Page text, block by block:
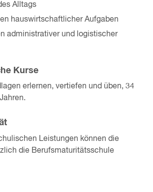
Alltags
hauswirtschaftlicher Aufgaben
administrativer und logistischer
Kurse
erlernen, vertiefen und üben, 34
Leistungen können die
die Berufsmaturitätsschule